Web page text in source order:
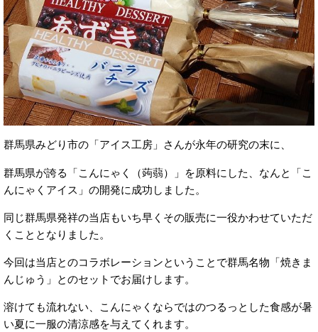
群馬県みどり市の「アイス工房」さんが永年の研究の末に、
群馬県が誇る「こんにゃく（蒟蒻）」を原料にした、なんと「こ
んにゃくアイス」の開発に成功しました。
同じ群馬県発祥の当店もいち早くその販売に一役かわせていただ
くこととなりました。
今回は当店とのコラボレーションということで群馬名物「焼きま
んじゅう」とのセットでお届けします。
溶けても流れない、こんにゃくならではのつるっとした食感が暑
い夏に一服の清涼感を与えてくれます。